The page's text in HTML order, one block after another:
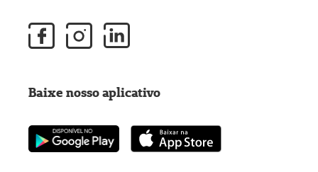
Baixe nosso aplicativo